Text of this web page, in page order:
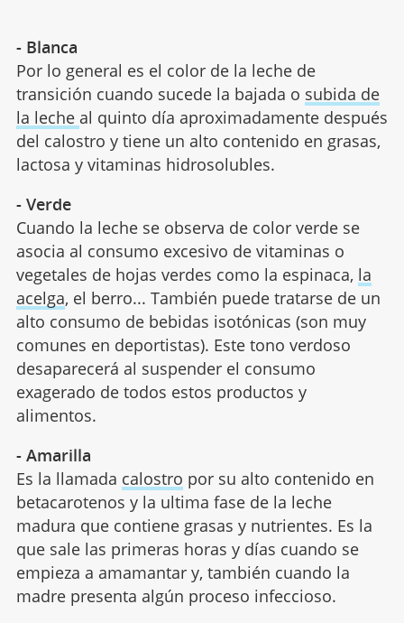
- Blanca
Por lo general es el color de la leche de
transición cuando sucede la bajada o subida de
la leche al quinto día aproximadamente después
del calostro y tiene un alto contenido en grasas,
lactosa y vitaminas hidrosolubles.
- Verde
Cuando la leche se observa de color verde se
asocia al consumo excesivo de vitaminas o
vegetales de hojas verdes como la espinaca, la
acelga, el berro... También puede tratarse de un
alto consumo de bebidas isotónicas (son muy
comunes en deportistas). Este tono verdoso
desaparecerá al suspender el consumo
exagerado de todos estos productos y
alimentos.
- Amarilla
Es la llamada calostro por su alto contenido en
betacarotenos y la ultima fase de la leche
madura que contiene grasas y nutrientes. Es la
que sale las primeras horas y días cuando se
empieza a amamantar y, también cuando la
madre presenta algún proceso infeccioso.